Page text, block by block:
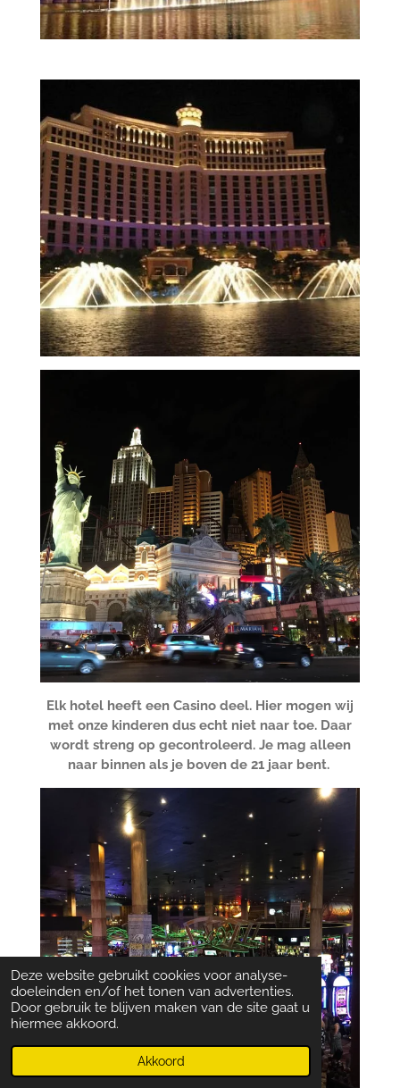
Deze website gebruikt cookies voor analyse-
doeleinden en/of het tonen van advertenties.
Door gebruik te blijven maken van de site gaat u
hiermee akkoord.
Akkoord
Elk hotel heeft een Casino deel. Hier mogen wij
met onze kinderen dus echt niet naar toe. Daar
wordt streng op gecontroleerd. Je mag alleen
naar binnen als je boven de 21 jaar bent.